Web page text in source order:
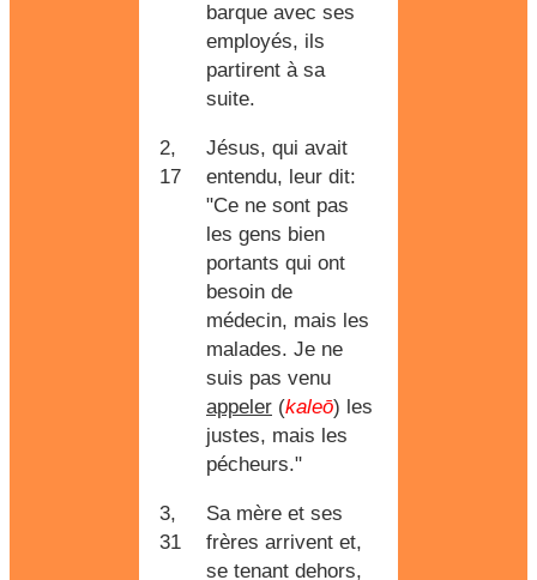
barque avec ses
employés, ils
partirent à sa
suite.
2,
17
Jésus, qui avait
entendu, leur dit:
"Ce ne sont pas
les gens bien
portants qui ont
besoin de
médecin, mais les
malades. Je ne
suis pas venu
appeler (kaleō) les
justes, mais les
pécheurs."
3,
31
Sa mère et ses
frères arrivent et,
se tenant dehors,